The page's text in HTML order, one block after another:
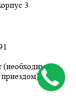
3
(необходимо
приездом)